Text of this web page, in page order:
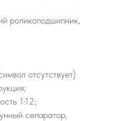
роликоподшипник,
отсутствует)
1:12;
сепаратор,